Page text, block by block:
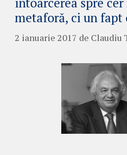
metaforă, ci un fapt
2 ianuarie 2017 de Claudiu